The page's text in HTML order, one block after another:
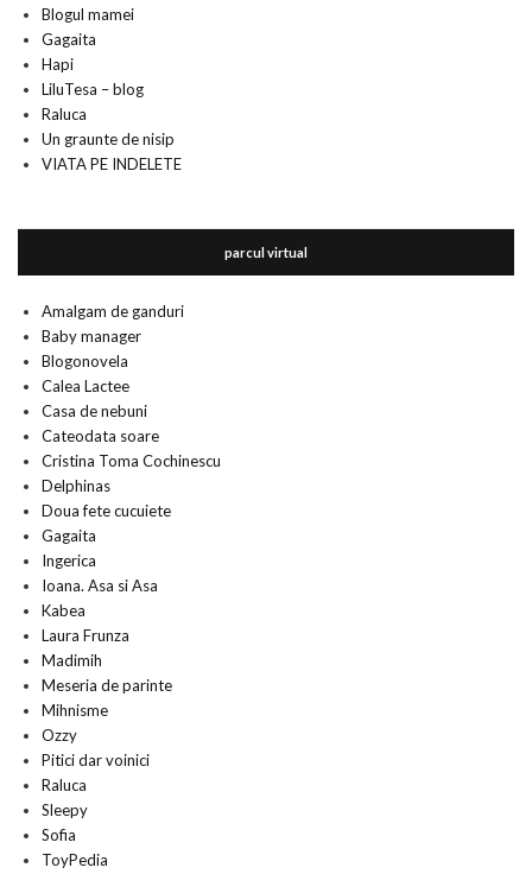
Blogul mamei
Gagaita
Hapi
LiluTesa – blog
Raluca
Un graunte de nisip
VIATA PE INDELETE
parcul virtual
Amalgam de ganduri
Baby manager
Blogonovela
Calea Lactee
Casa de nebuni
Cateodata soare
Cristina Toma Cochinescu
Delphinas
Doua fete cucuiete
Gagaita
Ingerica
Ioana. Asa si Asa
Kabea
Laura Frunza
Madimih
Meseria de parinte
Mihnisme
Ozzy
Pitici dar voinici
Raluca
Sleepy
Sofia
ToyPedia